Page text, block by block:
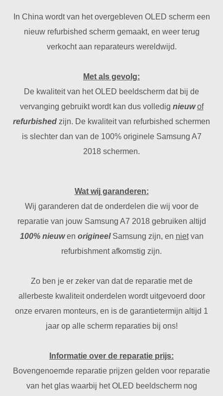
In China wordt van het overgebleven OLED scherm een
nieuw refurbished scherm gemaakt, en weer terug
verkocht aan reparateurs wereldwijd.
Met als gevolg:
De kwaliteit van het OLED beeldscherm dat bij de
vervanging gebruikt wordt kan dus volledig nieuw of
refurbished zijn. De kwaliteit van refurbished schermen
is slechter dan van de 100% originele Samsung A7
2018 schermen.
Wat wij garanderen:
Wij garanderen dat de onderdelen die wij voor de
reparatie van jouw Samsung A7 2018 gebruiken altijd
100% nieuwen origineelSamsung zijn, en nietvan
refurbishment afkomstig zijn.
Zo ben je er zeker van dat de reparatie met de
allerbeste kwaliteit onderdelen wordt uitgevoerd door
onze ervaren monteurs, en is de garantietermijn altijd 1
jaar op alle scherm reparaties bij ons!
Informatie over de reparatie prijs:
Bovengenoemde reparatie prijzen gelden voor reparatie
van het glas waarbij het OLED beeldscherm nog